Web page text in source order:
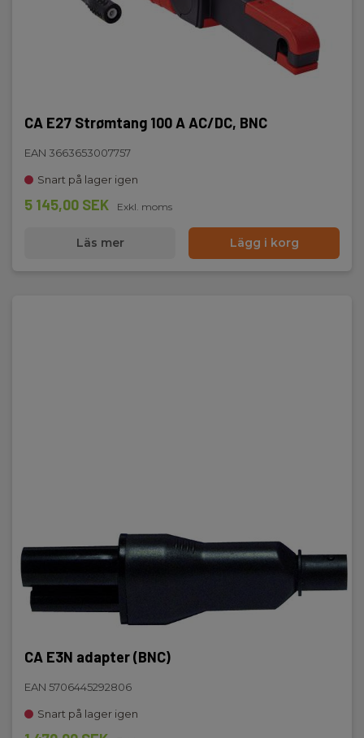
CA E27 Strømtang 100 A AC/DC, BNC
EAN 3663653007757
Snart på lager igen
5 145,00 SEK Exkl. moms
Läs mer Lägg i korg
CA E3N adapter (BNC)
EAN 5706445292806
Snart på lager igen